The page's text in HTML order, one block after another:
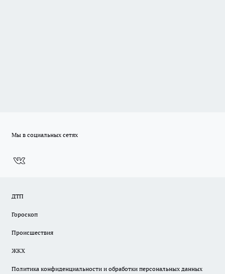
Мы в социальных сетях
ДТП
Гороскоп
Происшествия
ЖКХ
Политика конфиденциальности и обработки персональных данных